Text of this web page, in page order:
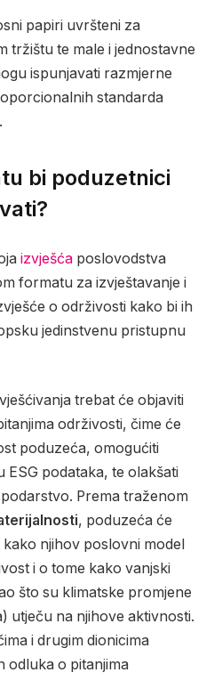
papiri uvršteni za
tržištu te male i jednostavne
ispunjavati razmjerne
standarda
bi poduzetnici
izvješća poslovodstva
formatu za izvještavanje i
o održivosti kako bi ih
jedinstvenu pristupnu
trebat će objaviti
održivosti, čime će
poduzeća, omogućiti
podataka, te olakšati
Prema traženom
, poduzeća će
kako njihov poslovni model
i o tome kako vanjski
što su klimatske promjene
utječu na njihove aktivnosti.
i drugim dionicima
odluka o pitanjima